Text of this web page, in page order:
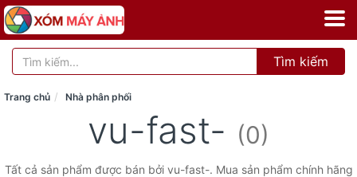
Tìm kiếm
Trang chủ Nhà phân phối
vu-fast- (0)
Tất cả sản phẩm được bán bởi vu-fast-. Mua sản phẩm chính hãng